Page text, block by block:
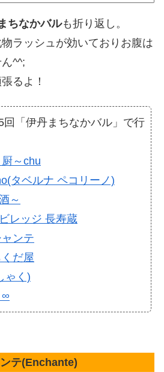
ちなかバルも折り返し。
ラッシュが効いておりお腹は
^^;
るよ！
回「伊丹まちなかバル」で行
～chu
タベルナ ペコリーノ)
～
レッジ 長寿蔵
ンテ
だ屋
ゃく)
∞
テ(Enchante)